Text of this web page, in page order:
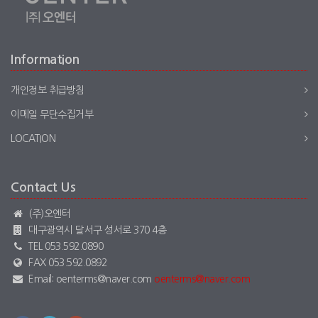
Information
개인정보 취급방침
이메일 무단수집거부
LOCATION
Contact Us
(주)오엔터
대구광역시 달서구 성서로 370 4층
TEL 053.592.0890
FAX 053.592.0892
Email: oenterms@naver.com oenterms@naver.com